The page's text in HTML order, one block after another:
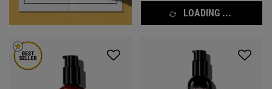
LOADING ...